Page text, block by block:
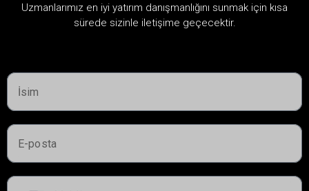
Uzmanlarımız en iyi yatırım danışmanlığını sunmak için kısa
sürede sizinle iletişime geçecektir.